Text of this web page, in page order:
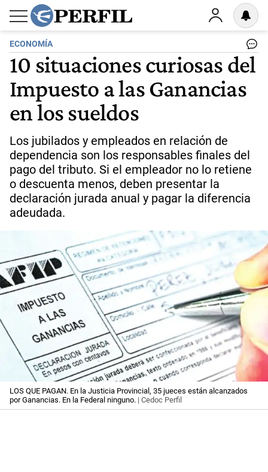
ECONOMÍA
10 situaciones curiosas del
Impuesto a las Ganancias
en los sueldos
Los jubilados y empleados en relación de
dependencia son los responsables finales del
pago del tributo. Si el empleador no lo retiene
o descuenta menos, deben presentar la
declaración jurada anual y pagar la diferencia
adeudada.
LOS QUE PAGAN. En la Justicia Provincial, 35 jueces están alcanzados
por Ganancias. En la Federal ninguno. | Cedoc Perfil